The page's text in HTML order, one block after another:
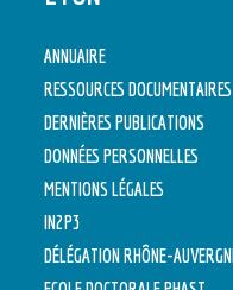
ANNUAIRE
RESSOURCES DOCUMENTAIRES
DERNIÈRES PUBLICATIONS
DONNÉES PERSONNELLES
MENTIONS LÉGALES
IN2P3
DÉLÉGATION RHÔNE-